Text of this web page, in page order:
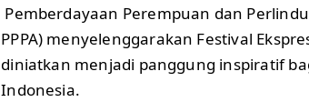
Pemberdayaan Perempuan dan
PPPA) menyelenggarakan Festival
diniatkan menjadi panggung inspiratif
Indonesia.